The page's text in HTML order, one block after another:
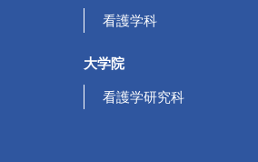
看護学科
大学院
看護学研究科